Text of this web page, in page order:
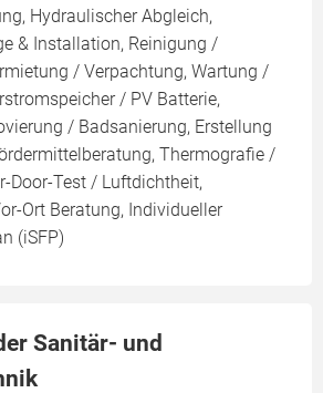
Hydraulischer Abgleich,
& Installation, Reinigung /
/ Verpachtung, Wartung /
/ PV Batterie,
/ Badsanierung, Erstellung
Thermografie /
Door-Test / Luftdichtheit,
Ort Beratung, Individueller
(iSFP)
Sanitär- und